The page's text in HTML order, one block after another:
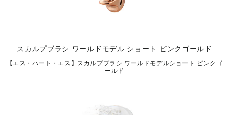
スカルプブラシ ワールドモデル ショート ピンクゴールド
【エス・ハート・エス】スカルプブラシ ワールドモデルショート ピンクゴ
ールド